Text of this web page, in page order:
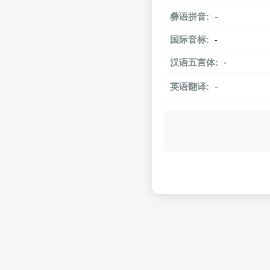
彝语拼音: -
国际音标: -
汉语五言体: -
英语翻译: -